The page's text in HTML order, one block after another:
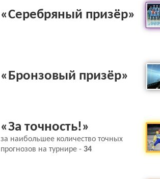
«Серебряный призёр»
«Бронзовый призёр»
«За точность!»
за наибольшее количество точных
прогнозов на турнире - 34